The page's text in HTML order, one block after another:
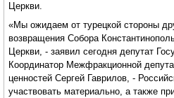
Церкви.
«Мы ожидаем от турецкой стороны
возвращения Собора
Церкви, - заявил сегодня депутат
Координатор Межфракционной
ценностей Сергей Гаврилов, -
участвовать материально, а также